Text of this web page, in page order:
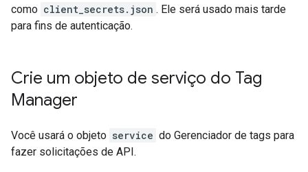
como client_secrets.json . Ele será usado mais tarde
para fins de autenticação.
Crie um objeto de serviço do Tag
Manager
Você usará o objeto service do Gerenciador de tags para
fazer solicitações de API.